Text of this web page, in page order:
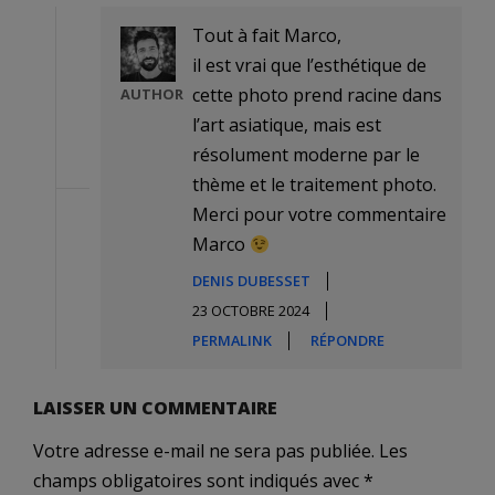
AUTHOR
Tout à fait Marco,
il est vrai que l’esthétique de
cette photo prend racine dans
l’art asiatique, mais est
résolument moderne par le
thème et le traitement photo.
Merci pour votre commentaire
Marco
DENIS DUBESSET
23 OCTOBRE 2024
PERMALINK
RÉPONDRE
LAISSER UN COMMENTAIRE
Votre adresse e-mail ne sera pas publiée. Les
champs obligatoires sont indiqués avec *